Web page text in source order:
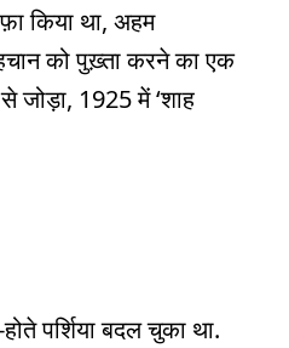
किया था, अहम
को पुख़्ता करने का एक
जोड़ा, 1925 में ‘शाह
पर्शिया बदल चुका था.